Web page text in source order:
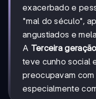
exacerbado e
"mal do século",
angustiados e
A Terceira
teve cunho social
preocupavam
especialmente